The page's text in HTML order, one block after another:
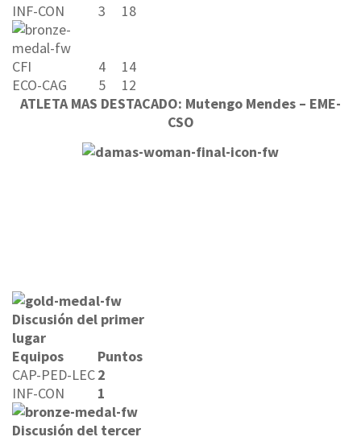
INF-CON 3 18
CFI 4
14
ECO-CAG
5
12
ATLETA MAS DESTACADO: Mutengo Mendes – EME-
CSO
Discusión del primer
lugar
Equipos
Puntos
CAP-PED-LEC2
INF-CON
1
Discusión del tercer